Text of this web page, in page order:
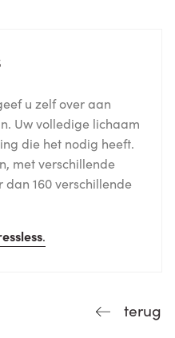
u zelf over aan
Uw volledige lichaam
die het nodig heeft.
met verschillende
160 verschillende
.
terug